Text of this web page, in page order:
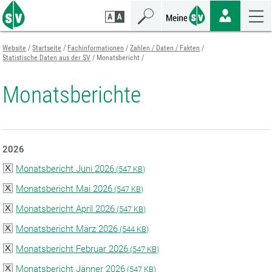
Zum
Seiteninhalt
springen
Zur
Navigation
springen
Zur
Mobilen
Navigation
springen
Website Startseite Fachinformationen
Zahlen / Daten / Fakten
Statistische Daten aus der SV
Monatsbericht
Monatsberichte
2026
Monatsbericht Juni 2026 (547 KB)
Monatsbericht Mai 2026 (547 KB)
Monatsbericht April 2026 (547 KB)
Monatsbericht März 2026 (544 KB)
Monatsbericht Februar 2026 (547 KB)
Monatsbericht Jänner 2026 (547 KB)